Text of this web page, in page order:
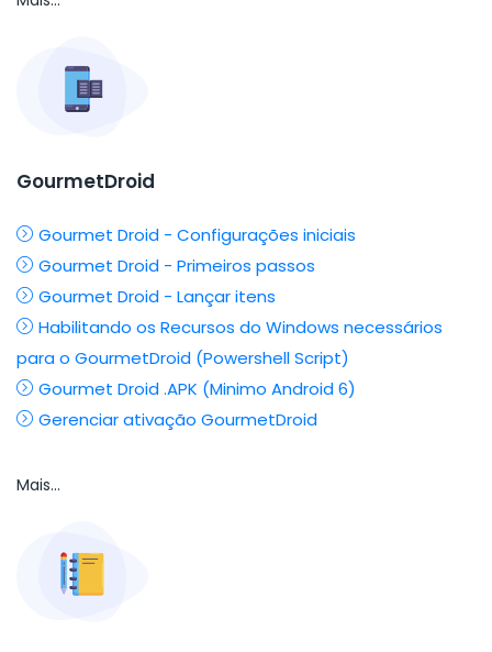
GourmetDroid
Gourmet Droid - Configurações iniciais
Gourmet Droid - Primeiros passos
Gourmet Droid - Lançar itens
Habilitando os Recursos do Windows necessários
para o GourmetDroid (Powershell Script)
Gourmet Droid .APK (Minimo Android 6)
Gerenciar ativação GourmetDroid
Mais...